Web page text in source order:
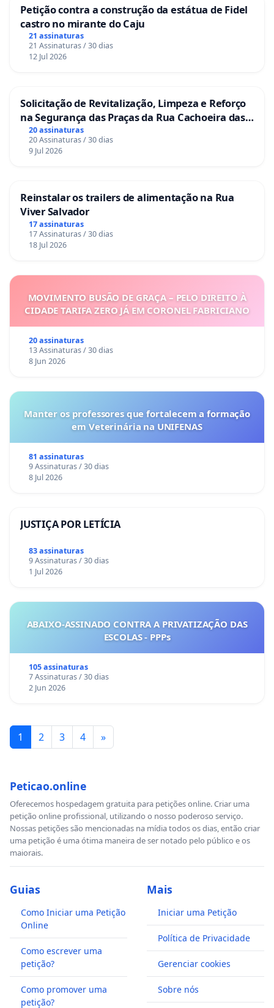
Petição contra a construção da estátua de Fidel
castro no mirante do Caju
21 assinaturas
21 Assinaturas / 30 dias
12 Jul 2026
Solicitação de Revitalização, Limpeza e Reforço
na Segurança das Praças da Rua Cachoeira das
Sete Ilhas
20 assinaturas
20 Assinaturas / 30 dias
9 Jul 2026
Reinstalar os trailers de alimentação na Rua
Viver Salvador
17 assinaturas
17 Assinaturas / 30 dias
18 Jul 2026
MOVIMENTO BUSÃO DE GRAÇA – PELO DIREITO À
CIDADE TARIFA ZERO JÁ EM CORONEL FABRICIANO
20 assinaturas
13 Assinaturas / 30 dias
8 Jun 2026
Manter os professores que fortalecem a formação
em Veterinária na UNIFENAS
81 assinaturas
9 Assinaturas / 30 dias
8 Jul 2026
JUSTIÇA POR LETÍCIA
83 assinaturas
9 Assinaturas / 30 dias
1 Jul 2026
ABAIXO-ASSINADO CONTRA A PRIVATIZAÇÃO DAS
ESCOLAS - PPPs
105 assinaturas
7 Assinaturas / 30 dias
2 Jun 2026
1 2 3 4 »
Peticao.online
Oferecemos hospedagem gratuita para petições online. Criar uma
petição online profissional, utilizando o nosso poderoso serviço.
Nossas petições são mencionadas na mídia todos os dias, então criar
uma petição é uma ótima maneira de ser notado pelo público e os
maiorais.
Guias
Como Iniciar uma Petição
Online
Como escrever uma
petição?
Como promover uma
petição?
Mais
Iniciar uma Petição
Política de Privacidade
Gerenciar cookies
Sobre nós